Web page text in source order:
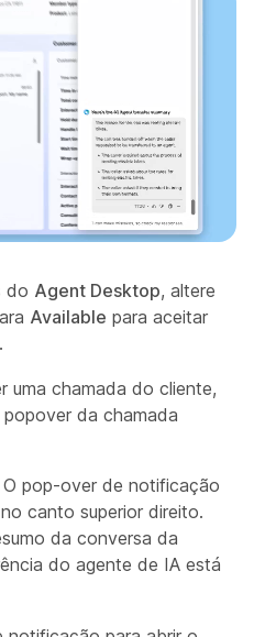
do Agent Desktop, altere
Available para aceitar
uma chamada do cliente,
da chamada
O pop-over de notificação
canto superior direito.
da conversa da
do agente de IA está